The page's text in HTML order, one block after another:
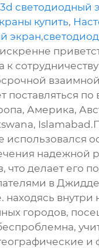
3d светодиодный
купить,
экран,
к
поставляться по
Америка,
использовался
надежной
что делает его
в
находясь внутри
городов,
и